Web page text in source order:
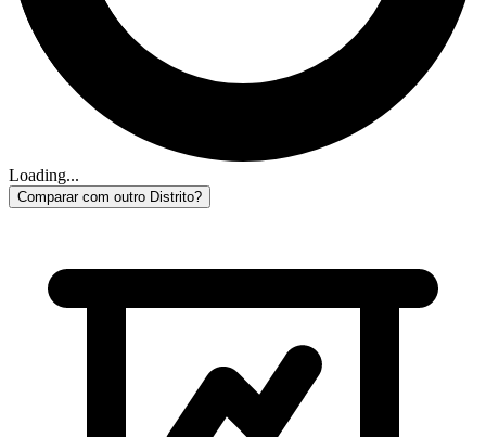
Loading...
Comparar com outro Distrito?